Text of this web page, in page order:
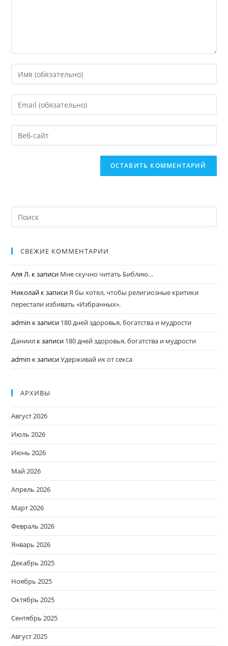
СВЕЖИЕ КОММЕНТАРИИ
Аля Л. к записи Мне скучно читать Библию…
Николай к записиЯ бы хотел, чтобы религиозные критики
перестали избивать «Избранных».
admin к записи 180 дней здоровья, богатства и мудрости
Даниил к записи 180 дней здоровья, богатства и мудрости
admin к записиУдерживай их от секса
АРХИВЫ
Август 2026
Июль 2026
Июнь 2026
Май 2026
Апрель 2026
Март 2026
Февраль 2026
Январь 2026
Декабрь 2025
Ноябрь 2025
Октябрь 2025
Сентябрь 2025
Август 2025